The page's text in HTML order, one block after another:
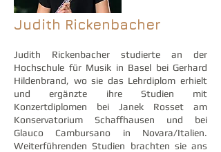
Judith Rickenbacher
Judith Rickenbacher studierte an der
Hochschule für Musik in Basel bei Gerhard
Hildenbrand, wo sie das Lehrdiplom erhielt
und ergänzte ihre Studien mit
Konzertdiplomen bei Janek Rosset am
Konservatorium Schaffhausen und bei
Glauco Cambursano in Novara/Italien.
Weiterführenden Studien brachten sie ans